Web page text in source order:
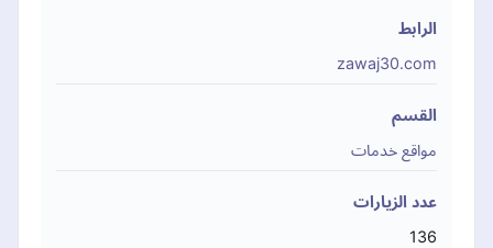
الرابط
zawaj30.com
القسم
مواقع خدمات
عدد الزيارات
136